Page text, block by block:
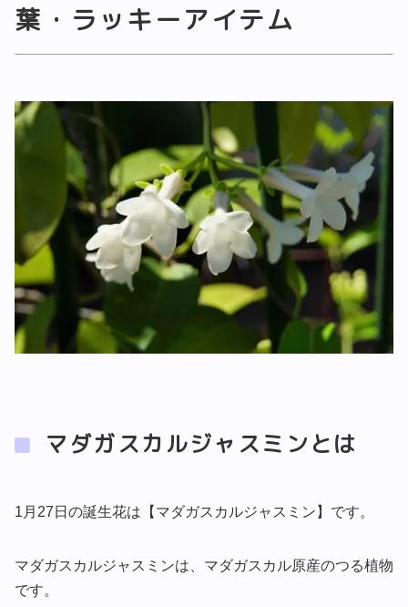
葉・ラッキーアイテム
マダガスカルジャスミンとは
1月27日の誕生花は【マダガスカルジャスミン】です。
マダガスカルジャスミンは、マダガスカル原産のつる植物
です。